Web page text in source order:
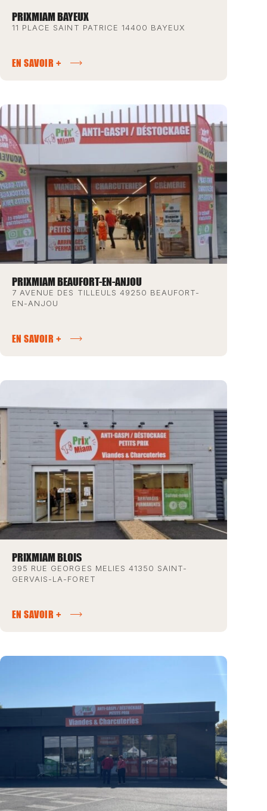
PRIXMIAM BAYEUX
11 PLACE SAINT PATRICE 14400 BAYEUX
EN SAVOIR +
PRIXMIAM BEAUFORT-EN-ANJOU
7 AVENUE DES TILLEULS 49250 BEAUFORT-
EN-ANJOU
EN SAVOIR +
PRIXMIAM BLOIS
395 RUE GEORGES MELIES 41350 SAINT-
GERVAIS-LA-FORET
EN SAVOIR +